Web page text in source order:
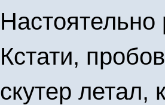
Кстати,
скутер летал,